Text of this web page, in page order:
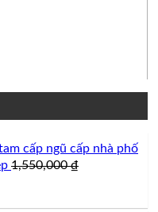
cấp ngũ cấp nhà phố
1,550,000₫